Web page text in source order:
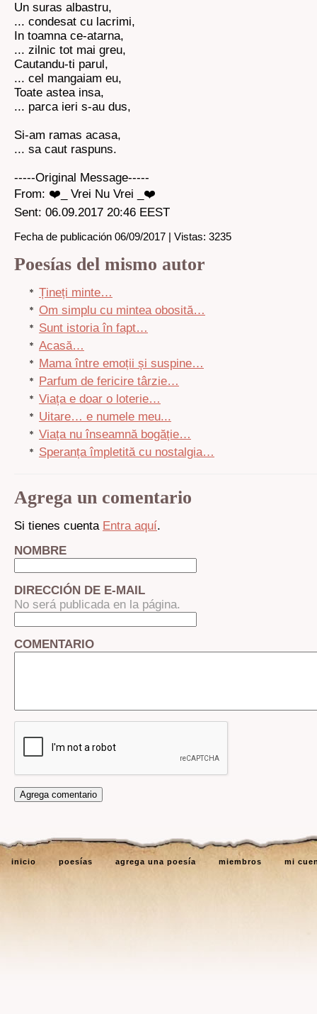
Un suras albastru,
... condesat cu lacrimi,
In toamna ce-atarna,
... zilnic tot mai greu,
Cautandu-ti parul,
... cel mangaiam eu,
Toate astea insa,
... parca ieri s-au dus,
Si-am ramas acasa,
... sa caut raspuns.
-----Original Message-----
From: ❤️_ Vrei Nu Vrei _❤️
Sent: 06.09.2017 20:46 EEST
Fecha de publicación 06/09/2017 | Vistas: 3235
Poesías del mismo autor
Țineți minte…
Om simplu cu mintea obosită…
Sunt istoria în fapt…
Acasă…
Mama între emoții și suspine…
Parfum de fericire târzie…
Viața e doar o loterie…
Uitare… e numele meu...
Viața nu înseamnă bogăție…
Speranța împletită cu nostalgia…
Agrega un comentario
Si tienes cuenta Entra aquí.
NOMBRE
DIRECCIÓN DE E-MAIL
No será publicada en la página.
COMENTARIO
inicio poesías agrega una poesía miembros mi